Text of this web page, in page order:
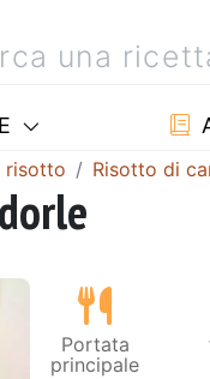
risotto Risotto di
Portata
principale